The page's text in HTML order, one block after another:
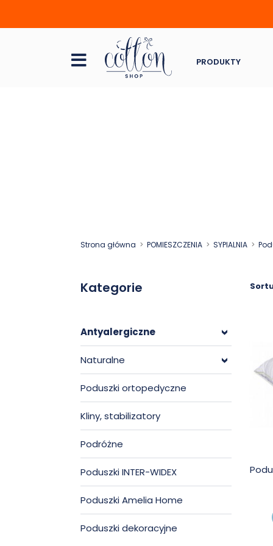
PRODUKTY
Strona główna POMIESZCZENIA SYPIALNIA
Kategorie
Antyalergiczne >
Naturalne >
Poduszki ortopedyczne
Kliny, stabilizatory
Podróżne
Poduszki INTER-WIDEX
Poduszki Amelia Home
Poduszki dekoracyjne